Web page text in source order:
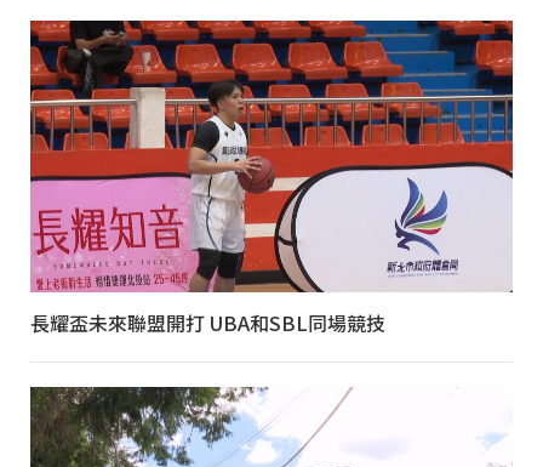
長耀盃未來聯盟開打 UBA和SBL同場競技